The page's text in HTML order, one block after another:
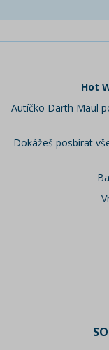
Hot
Autíčko Darth Maul
Dokážeš posbírat